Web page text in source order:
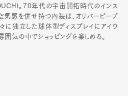
。70年代の宇宙開拓時代のインス
気感を併せ持つ内装は、オリバーピープ
に独立した球体型ディスプレイにアイウ
囲気の中でショッピングを楽しめる。